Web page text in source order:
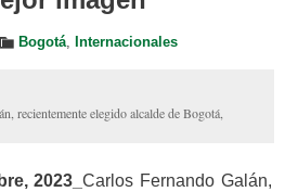
Bogotá, Internacionales
recientemente elegido alcalde de Bogotá,
2023_Carlos Fernando Galán,